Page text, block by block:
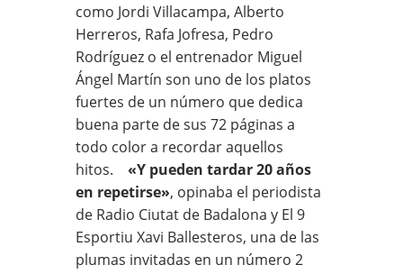
como Jordi Villacampa, Alberto
Herreros, Rafa Jofresa, Pedro
Rodríguez o el entrenador Miguel
Ángel Martín son uno de los platos
fuertes de un número que dedica
buena parte de sus 72 páginas a
todo color a recordar aquellos
hitos. «Y pueden tardar 20 años
en repetirse», opinaba el periodista
de Radio Ciutat de Badalona y El 9
Esportiu Xavi Ballesteros, una de las
plumas invitadas en un número 2